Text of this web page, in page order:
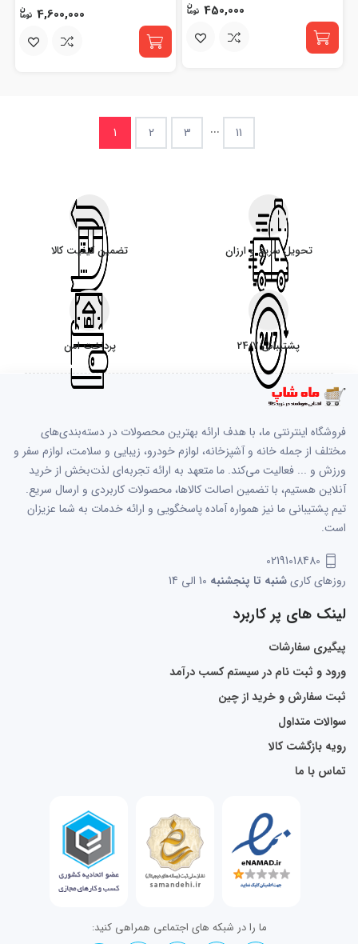
450,000
4,600,000
1 2 3 ... 11
تحویل سریع و ارزان تضمین کیفیت کالا
پشتیبانی 24/7 پرداخت امن
فروشگاه اینترنتی ما، با هدف ارائه بهترین محصولات در دسته‌بندی‌های
مختلف از جمله خانه و آشپزخانه، لوازم خودرو، زیبایی و سلامت، لوازم سفر و
ورزش و ... فعالیت می‌کند. ما متعهد به ارائه تجربه‌ای لذت‌بخش از خرید
آنلاین هستیم، با تضمین اصالت کالاها، محصولات کاربردی و ارسال سریع.
تیم پشتیبانی ما نیز همواره آماده پاسخگویی و ارائه خدمات به شما عزیزان
است.
02191018480
روزهای کاریشنبه تا پنجشنبه
لینک های پر کاربرد
پیگیری سفارشات
ورود و ثبت نام در سیستم کسب درآمد
ثبت سفارش و خرید از چین
سوالات متداول
رویه بازگشت کالا
تماس با ما
ما را در شبکه های اجتماعی همراهی کنید: